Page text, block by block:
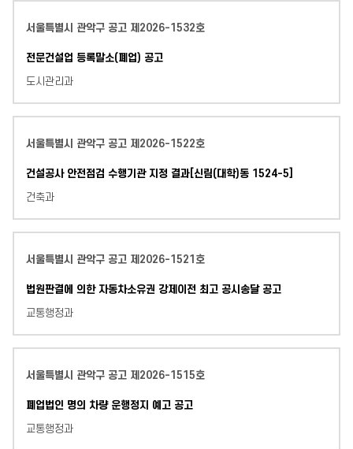
서울특별시 관악구 공고 제2026-1532호
전문건설업 등록말소(폐업) 공고
도시관리과
서울특별시 관악구 공고 제2026-1522호
건설공사 안전점검 수행기관 지정 결과[신림(대학)동 1524-5]
건축과
서울특별시 관악구 공고 제2026-1521호
법원판결에 의한 자동차소유권 강제이전 최고 공시송달 공고
교통행정과
서울특별시 관악구 공고 제2026-1515호
폐업법인 명의 차량 운행정지 예고 공고
교통행정과